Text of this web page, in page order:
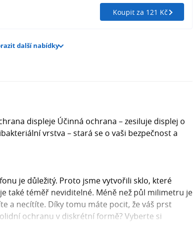
Koupit za 121 Kč
další nabídky
displeje Účinná ochrana – zesiluje displej o
vrstva – stará se o vaši bezpečnost a
je důležitý. Proto jsme vytvořili sklo, které
také téměř neviditelné. Méně než půl milimetru je
a necítíte. Díky tomu máte pocit, že váš prst
ochranu v diskrétní formě? Vyberte si